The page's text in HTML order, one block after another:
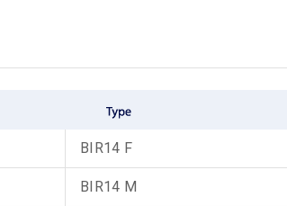
BIR14 F
BIR14 M